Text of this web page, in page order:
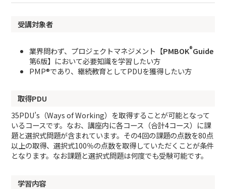
受講対象者
業界問わず、プロジェクトマネジメント【PMBOK®Guide
第6版】において必要知識を学習したい方
PMP®であり、継続教育としてPDUを獲得したい方
取得PDU
35PDU’s（Ways of Working）を取得することが可能となって
いるコースです。なお、講座内に各コース（合計4コース）に課
題と選択式問題が含まれています。その4回の課題の点数を80点
以上の取得、選択式100％の点数を取得していただくことが条件
となります。なお課題と選択式問題は何度でも受験可能です。
学習内容